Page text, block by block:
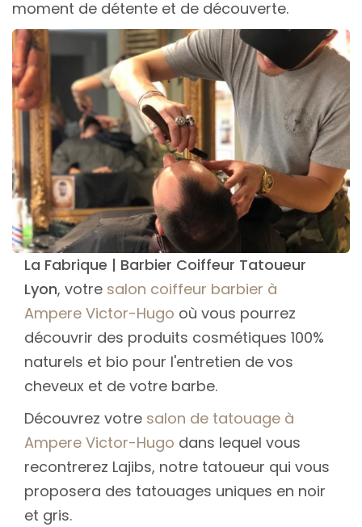
moment de détente et de découverte.
La Fabrique | Barbier Coiffeur Tatoueur
Lyon, votre salon coiffeur barbier à
Ampere Victor-Hugo où vous pourrez
découvrir des produits cosmétiques 100%
naturels et bio pour l'entretien de vos
cheveux et de votre barbe.
Découvrez votre salon de tatouage à
Ampere Victor-Hugo dans lequel vous
recontrerez Lajibs, notre tatoueur qui vous
proposera des tatouages uniques en noir
et gris.